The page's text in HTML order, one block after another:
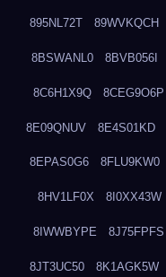
895NL72T 89WVKQCH
8BSWANL0 8BVB056I
8C6H1X9Q 8CEG9O6P
8E09QNUV 8E4S01KD
8EPAS0G6 8FLU9KW0
8HV1LF0X 8I0XX43W
8IWWBYPE 8J75FPFS
8JT3UC50 8K1AGK5W